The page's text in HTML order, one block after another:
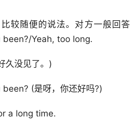
较随便的说法。对方一般回答
Yeah, too long.
久没见了。)
(是呀，你还好吗?)
a long time.